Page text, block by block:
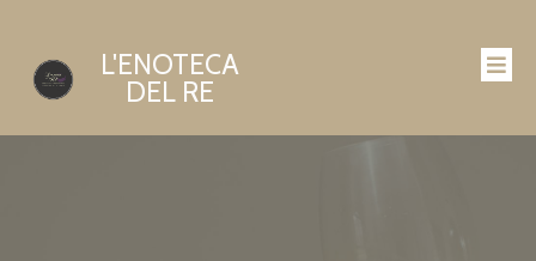
L'ENOTECA
DEL RE